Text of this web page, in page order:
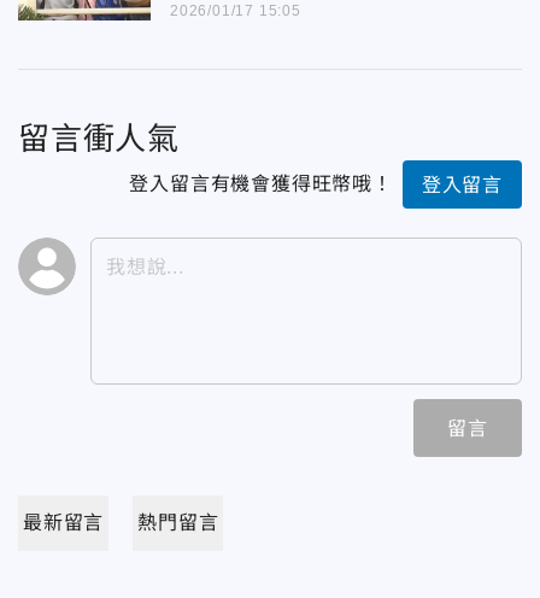
2026/01/17 15:05
留言衝人氣
登入留言有機會獲得旺幣哦！ 登入留言
留言
最新留言 熱門留言